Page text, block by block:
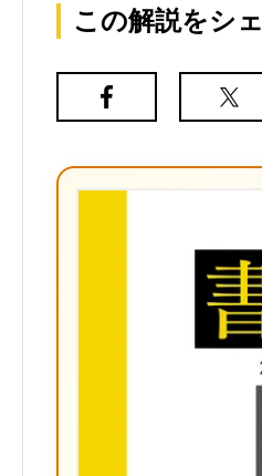
この解説をシ
Facebook
X（旧